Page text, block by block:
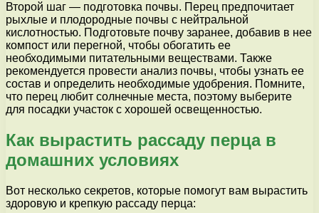
Второй шаг — подготовка почвы. Перец предпочитает
рыхлые и плодородные почвы с нейтральной
кислотностью. Подготовьте почву заранее, добавив в нее
компост или перегной, чтобы обогатить ее
необходимыми питательными веществами. Также
рекомендуется провести анализ почвы, чтобы узнать ее
состав и определить необходимые удобрения. Помните,
что перец любит солнечные места, поэтому выберите
для посадки участок с хорошей освещенностью.
Как вырастить рассаду перца в
домашних условиях
Вот несколько секретов, которые помогут вам вырастить
здоровую и крепкую рассаду перца: